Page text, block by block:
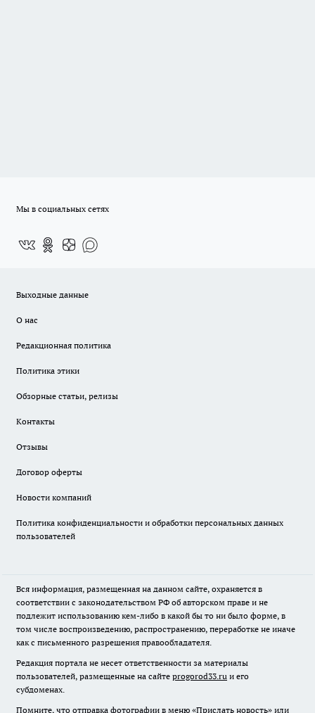
Мы в социальных сетях
Выходные данные
О нас
Редакционная политика
Политика этики
Обзорные статьи, релизы
Контакты
Отзывы
Договор оферты
Новости компаний
Политика конфиденциальности и обработки персональных данных
пользователей
Вся информация, размещенная на данном сайте, охраняется в
соответствии с законодательством РФ об авторском праве и не
подлежит использованию кем-либо в какой бы то ни было форме, в
том числе воспроизведению, распространению, переработке не иначе
как с письменного разрешения правообладателя.
Редакция портала не несет ответственности за материалы
пользователей, размещенные на сайте progorod33.ru и его
субдоменах.
Помните, что отправка фотографии в меню «Прислать новость» или